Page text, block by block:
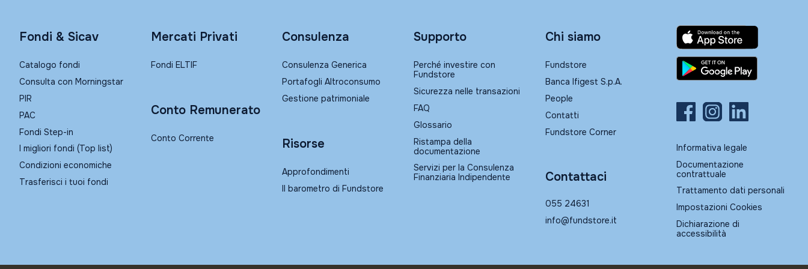
Fondi & Sicav
Catalogo fondi
Consulta con Morningstar
PIR
PAC
Fondi Step-in
I migliori fondi (Top list)
Condizioni economiche
Trasferisci i tuoi fondi
Mercati Privati
Fondi ELTIF
Conto Remunerato
Conto Corrente
Consulenza
Consulenza Generica
Portafogli Altroconsumo
Gestione patrimoniale
Risorse
Approfondimenti
Il barometro di Fundstore
Supporto
Perché investire con
Fundstore
Sicurezza nelle transazioni
FAQ
Glossario
Ristampa della
documentazione
Servizi per la Consulenza
Finanziaria Indipendente
Chi siamo
Fundstore
Banca Ifigest S.p.A.
People
Contatti
Fundstore Corner
Contattaci
055 24631
info@fundstore.it
Informativa legale
Documentazione
contrattuale
Trattamento dati personali
Impostazioni Cookies
Dichiarazione di
accessibilità